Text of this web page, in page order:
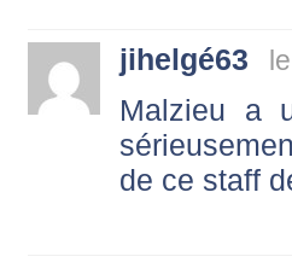
jihelgé63
Malzieu a
de ce staff